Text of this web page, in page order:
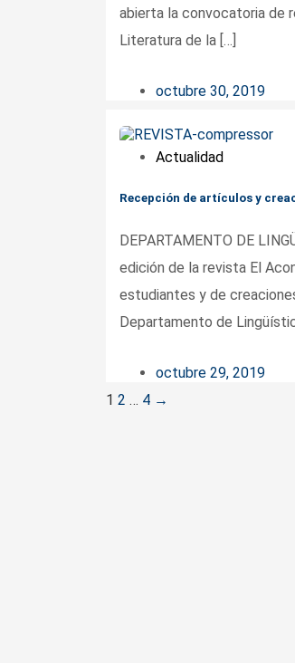
abierta la convocatoria de
Literatura de la […]
octubre 30, 2019
Actualidad
Recepción de artículos y
DEPARTAMENTO DE
edición de la revista El
estudiantes y de
Departamento de
octubre 29, 2019
Posts
1 2 … 4 →